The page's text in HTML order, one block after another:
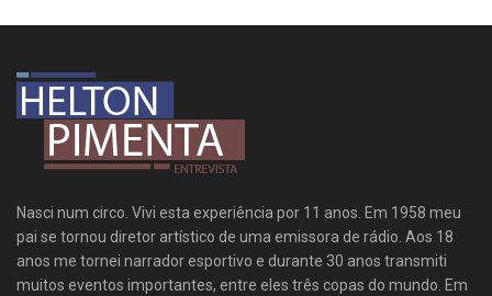
Nasci num circo. Vivi esta experiência por 11 anos. Em 1958 meu
pai se tornou diretor artístico de uma emissora de rádio. Aos 18
anos me tornei narrador esportivo e durante 30 anos transmiti
muitos eventos importantes, entre eles três copas do mundo. Em